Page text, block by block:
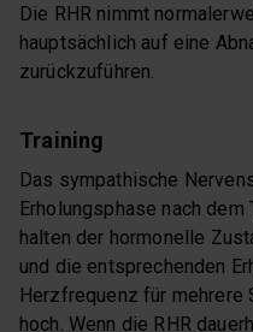
Die RHR nimmt
hauptsächlich auf eine
zurückzuführen.
Training
Das sympathische
Erholungsphase nach dem
halten der hormonelle
und die entsprechenden
Herzfrequenz für mehrere
hoch. Wenn die RHR